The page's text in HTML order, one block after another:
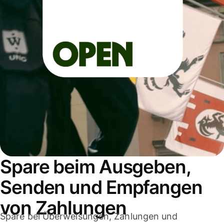
Spare beim Ausgeben,
Senden und Empfangen
von Zahlungen
Spare bei Überweisungen, Zahlungen und